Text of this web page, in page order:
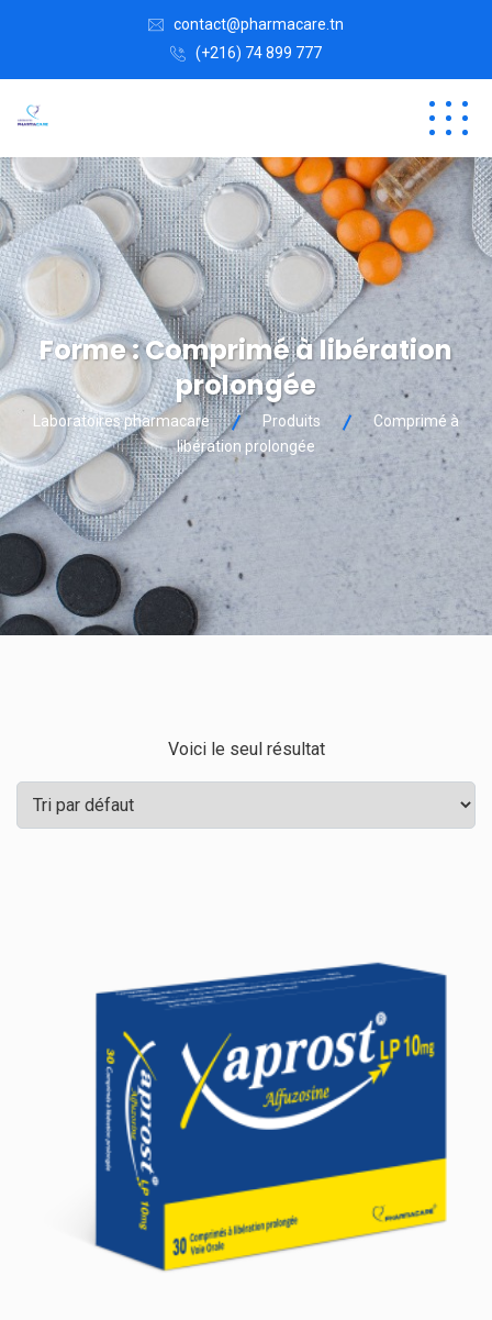
contact@pharmacare.tn
(+216) 74 899 777
Forme :Comprimé à libération
prolongée
Laboratoires pharmacare Produits
Comprimé à
libération prolongée
Voici le seul résultat